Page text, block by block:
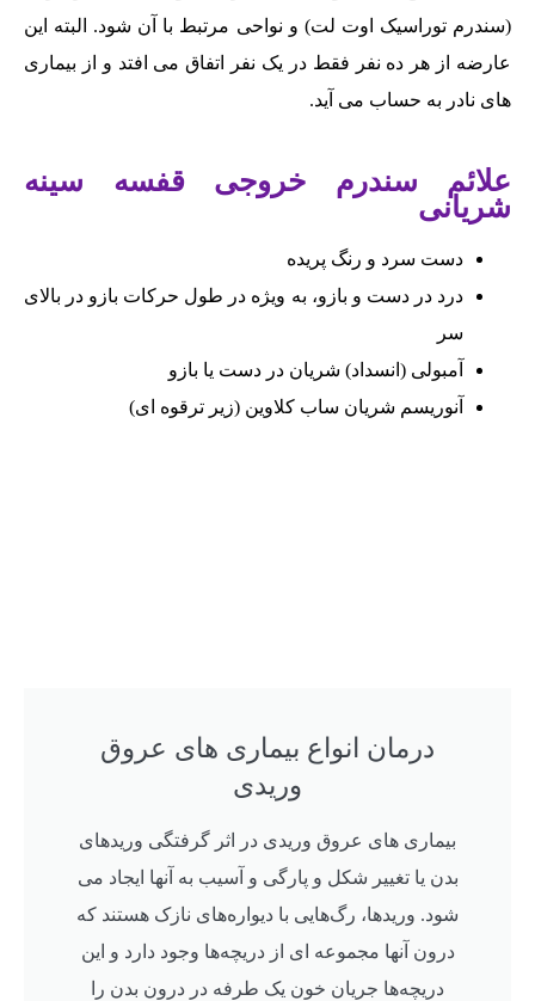
(سندرم توراسیک اوت لت) و نواحی مرتبط با آن شود. البته این
عارضه از هر ده نفر فقط در یک نفر اتفاق می افتد و از بیماری
های نادر به حساب می آید.
علائم سندرم خروجی قفسه سینه
شریانی
دست سرد و رنگ پریده
درد در دست و بازو، به ویژه در طول حرکات بازو در بالای
سر
آمبولی (انسداد) شریان در دست یا بازو
آنوریسم شریان ساب کلاوین (زیر ترقوه ای)
درمان انواع بیماری های عروق
وریدی
بیماری های عروق وریدی در اثر گرفتگی وریدهای
بدن یا تغییر شکل و پارگی و آسیب به آنها ایجاد می
شود. وریدها، رگ‌هایی با دیواره‌های نازک هستند که
درون آنها مجموعه ای از دریچه‌ها وجود دارد و این
دریچه‌ها جریان خون یک طرفه در درون بدن را